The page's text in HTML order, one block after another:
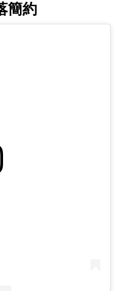
簡約